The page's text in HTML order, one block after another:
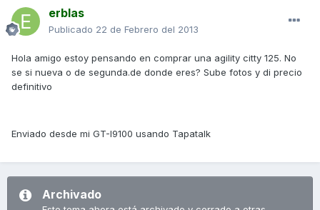
erblas
Publicado 22 de Febrero del 2013
Hola amigo estoy pensando en comprar una agility citty 125. No
se si nueva o de segunda.de donde eres? Sube fotos y di precio
definitivo
Enviado desde mi GT-I9100 usando Tapatalk
Archivado